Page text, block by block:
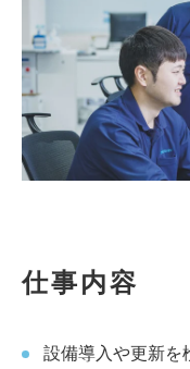
仕事内容
設備導入や更新を